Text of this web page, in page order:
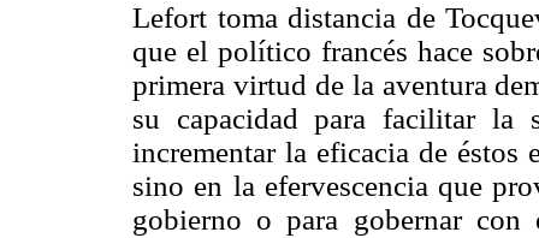
Lefort toma distancia de
que el político francés hace
primera virtud de la aventura
su capacidad para facilitar la
incrementar la eficacia de
sino en la efervescencia que
gobierno o para gobernar con